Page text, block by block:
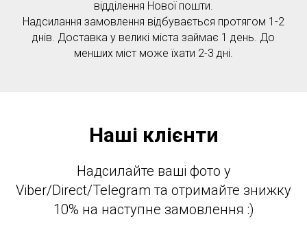
відділення Нової пошти.
Надсилання замовлення відбувається протягом 1-2
днів. Доставка у великі міста займає 1 день. До
менших міст може їхати 2-3 дні.
Наші клієнти
Надсилайте ваші фото у
Viber/Direct/Telegram та отримайте знижку
10% на наступне замовлення :)